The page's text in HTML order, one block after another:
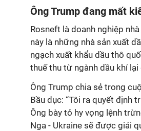
Ông Trump đang mất
Rosneft là doanh nghiệp
này là những nhà sản xuất
ngạch xuất khẩu dầu thô
thuế thu từ ngành dầu khí
Ông Trump chia sẻ trong
Bầu dục: “Tôi ra quyết định
Ông bày tỏ hy vọng lệnh
Nga - Ukraine sẽ được giải